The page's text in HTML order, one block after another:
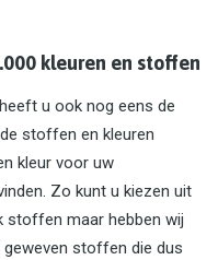
kleuren en stoffen
u ook nog eens de
stoffen en kleuren
kleur voor uw
Zo kunt u kiezen uit
stoffen maar hebben wij
stoffen die dus